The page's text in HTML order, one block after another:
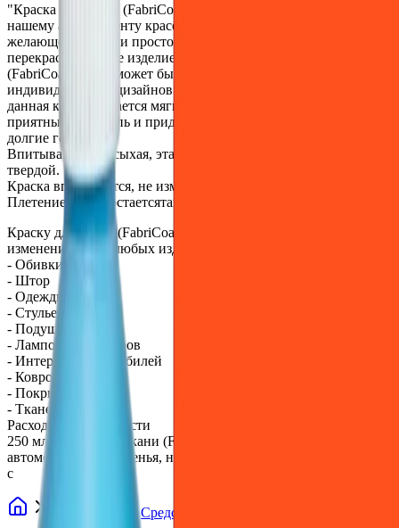
"Краска для ткани (FabriCoat) это замечательное дополнение к
нашему ассортименту красок для кожи, позволяющее любому
желающему легко и просто восстановить или полностью
перекрасить любое изделие из ткани. Краска для ткани
(FabriCoat) также может быть использована для создания
индивидуальных дизайнов и принтов. После нанесения
данная краска остается мягкой и гибкой, делая изделие
приятным на ощупь и придавая приятный внешний вид на
долгие годы.
Впитываясь и высыхая, эта краска не делает ткань жесткой и
твердой.
Краска впитывается, не изменяя вида и ощущения ткани.
Плетение нитей остаетсятаким же заметным.
Краску для ткани (FabriCoat) можно смело использовать для
изменения цвета любых изделий из ткани:
- Обивки мебели
- Штор
- Одежды
- Стульев
- Подушек
- Ламповых абажуров
- Интерьера автомобилей
- Ковров
- Покрывал
- Тканевых навесов
Расход и срок годности
250 мл Краски для ткани (FabriCoat) достаточно для покраски
автомобильного сиденья, небольшого кресла или обеденного
с
Средства для ремонта обивки